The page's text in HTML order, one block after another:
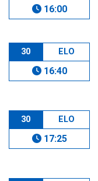
16:00
30 ELO
16:40
30 ELO
17:25